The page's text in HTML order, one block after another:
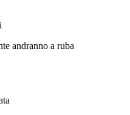
andranno a ruba